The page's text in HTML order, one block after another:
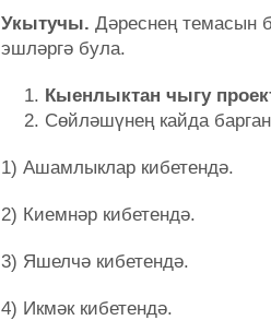
Укытучы. Дәреснең темасын
эшләргә була.
Кыенлыктан чыгу
Сөйләшүнең кайда
1) Ашамлыклар кибетендә.
2) Киемнәр кибетендә.
3) Яшелчә кибетендә.
4) Икмәк кибетендә.